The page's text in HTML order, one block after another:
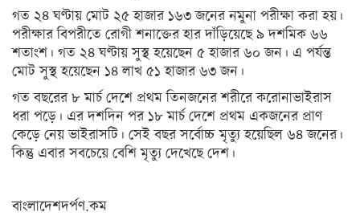
চলচ্চিত্র
টেলিভিশন
সংগীত
অন্তর্জাল
লাইফস্টাইল
স্বাস্থ্য
গত ২৪ ঘণ্টায় মোট ২৫ হাজার ১৬৩ জনের নমুনা পরীক্ষা করা হয়।
পরীক্ষার বিপরীতে রোগী শনাক্তের হার দাঁড়িয়েছে ৯ দশমিক ৬৬
শতাংশ। গত ২৪ ঘণ্টায় সুস্থ হয়েছেন ৫ হাজার ৬০ জন। এ পর্যন্ত
মোট সুস্থ হয়েছেন ১৪ লাখ ৫১ হাজার ৬৩ জন।
গত বছরের ৮ মার্চ দেশে প্রথম তিনজনের শরীরে করোনাভাইরাস
ধরা পড়ে। এর দশদিন পর ১৮ মার্চ দেশে প্রথম একজনের প্রাণ
কেড়ে নেয় ভাইরাসটি। সেই বছর সর্বোচ্চ মৃত্যু হয়েছিল ৬৪ জনের।
কিন্তু এবার সবচেয়ে বেশি মৃত্যু দেখেছে দেশ।
বাংলাদেশদর্পণ.কম